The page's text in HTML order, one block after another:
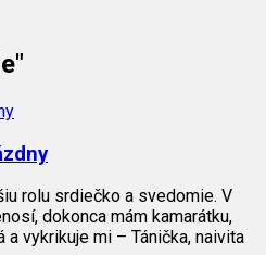
rolu srdiečko a svedomie. V
dokonca mám kamarátku,
a vykrikuje mi – Tánička, naivita